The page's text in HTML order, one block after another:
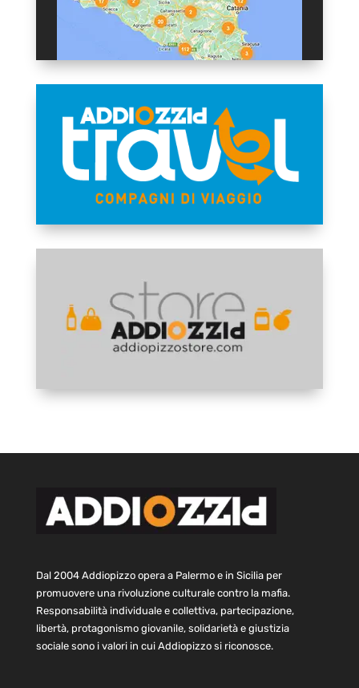
Dal 2004 Addiopizzo opera a Palermo e in Sicilia per
promuovere una rivoluzione culturale contro la mafia.
Responsabilità individuale e collettiva, partecipazione,
libertà, protagonismo giovanile, solidarietà e giustizia
sociale sono i valori in cui Addiopizzo si riconosce.